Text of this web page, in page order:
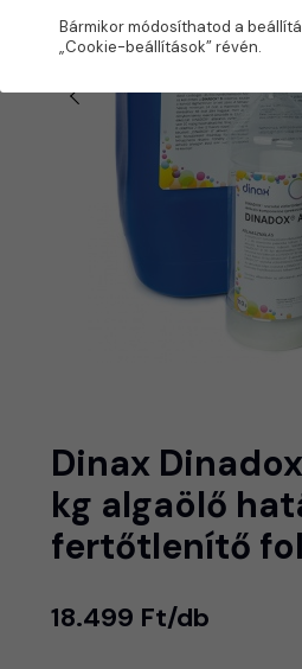
Dinax
kg algaölő
fertőtlenítő
18.499 Ft/db
Bármikor módosíthatod a
„Cookie-beállítások” révén.